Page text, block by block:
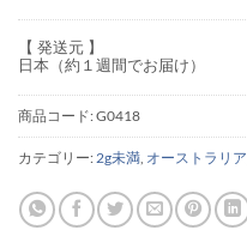
【 発送元 】
日本（約１週間でお届け）
商品コード:G0418
カテゴリー: 2g未満 オーストラリア